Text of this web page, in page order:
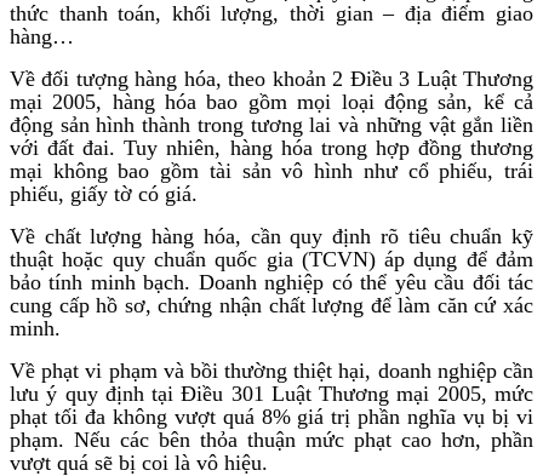
thức thanh toán, khối lượng, thời gian – địa điểm giao
hàng…
Về đối tượng hàng hóa, theo khoản 2 Điều 3 Luật Thương
mại 2005, hàng hóa bao gồm mọi loại động sản, kể cả
động sản hình thành trong tương lai và những vật gắn liền
với đất đai. Tuy nhiên, hàng hóa trong hợp đồng thương
mại không bao gồm tài sản vô hình như cổ phiếu, trái
phiếu, giấy tờ có giá.
Về chất lượng hàng hóa, cần quy định rõ tiêu chuẩn kỹ
thuật hoặc quy chuẩn quốc gia (TCVN) áp dụng để đảm
bảo tính minh bạch. Doanh nghiệp có thể yêu cầu đối tác
cung cấp hồ sơ, chứng nhận chất lượng để làm căn cứ xác
minh.
Về phạt vi phạm và bồi thường thiệt hại, doanh nghiệp cần
lưu ý quy định tại Điều 301 Luật Thương mại 2005, mức
phạt tối đa không vượt quá 8% giá trị phần nghĩa vụ bị vi
phạm. Nếu các bên thỏa thuận mức phạt cao hơn, phần
vượt quá sẽ bị coi là vô hiệu.